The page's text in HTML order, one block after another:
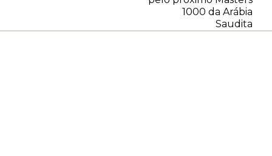
1000 da Arábia
Saudita